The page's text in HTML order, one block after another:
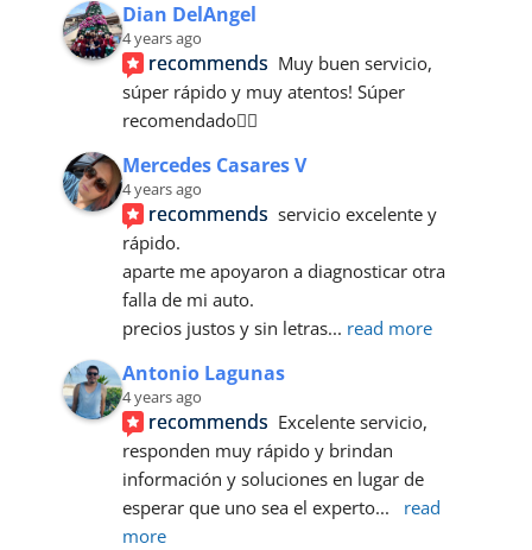
Dian DelAngel
4 years ago
recommends Muy buen servicio,
súper rápido y muy atentos! Súper
recomendado👌🏼
Mercedes Casares V
4 years ago
recommends servicio excelente y
rápido.
aparte me apoyaron a diagnosticar otra
falla de mi auto.
precios justos y sin letras... read more
Antonio Lagunas
4 years ago
recommends Excelente servicio,
responden muy rápido y brindan
información y soluciones en lugar de
esperar que uno sea el experto...
read
more